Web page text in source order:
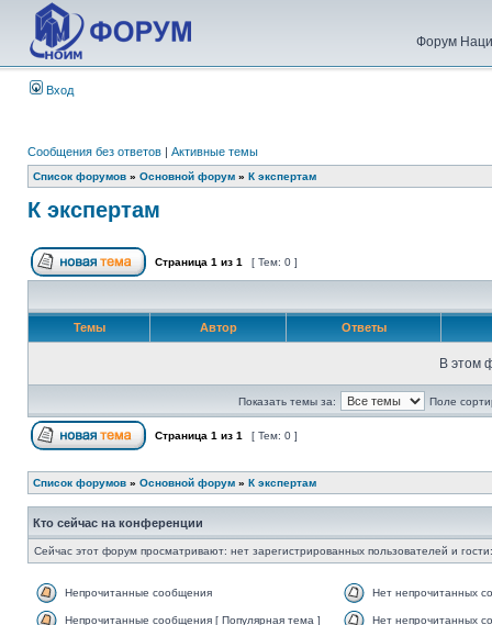
Форум
Вход
Сообщения без ответов | Активные темы
Список форумов » Основной форум » К экспертам
К экспертам
Страница 1 из 1 [ Тем: 0 ]
Темы Автор Ответы
В этом
Показать темы за: Поле
Страница 1 из 1 [ Тем: 0 ]
Список форумов » Основной форум » К экспертам
Кто сейчас на конференции
Сейчас этот форум просматривают: нет зарегистрированных пользователей и
Непрочитанные сообщения Нет непрочитанных
Непрочитанные сообщения [ Популярная тема ] Нет непрочитанных